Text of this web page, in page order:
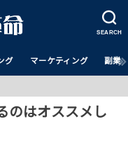
SEARCH
グ マーケティング 副業
のはオススメし